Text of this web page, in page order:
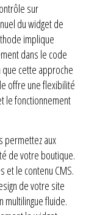
sur
du widget de
implique
dans le code
cette approche
offre une flexibilité
le fonctionnement
permettez aux
de votre boutique.
et le contenu CMS.
de votre site
multilingue fluide.